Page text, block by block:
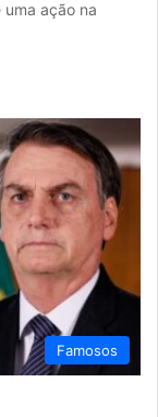
ação na
Famosos